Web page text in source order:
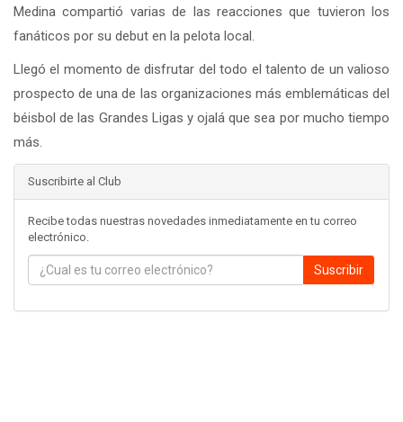
Medina compartió varias de las reacciones que tuvieron los
fanáticos por su debut en la pelota local.
Llegó el momento de disfrutar del todo el talento de un valioso
prospecto de una de las organizaciones más emblemáticas del
béisbol de las Grandes Ligas y ojalá que sea por mucho tiempo
más.
Suscribirte al Club
Recibe todas nuestras novedades inmediatamente en tu correo
electrónico.
Suscribir